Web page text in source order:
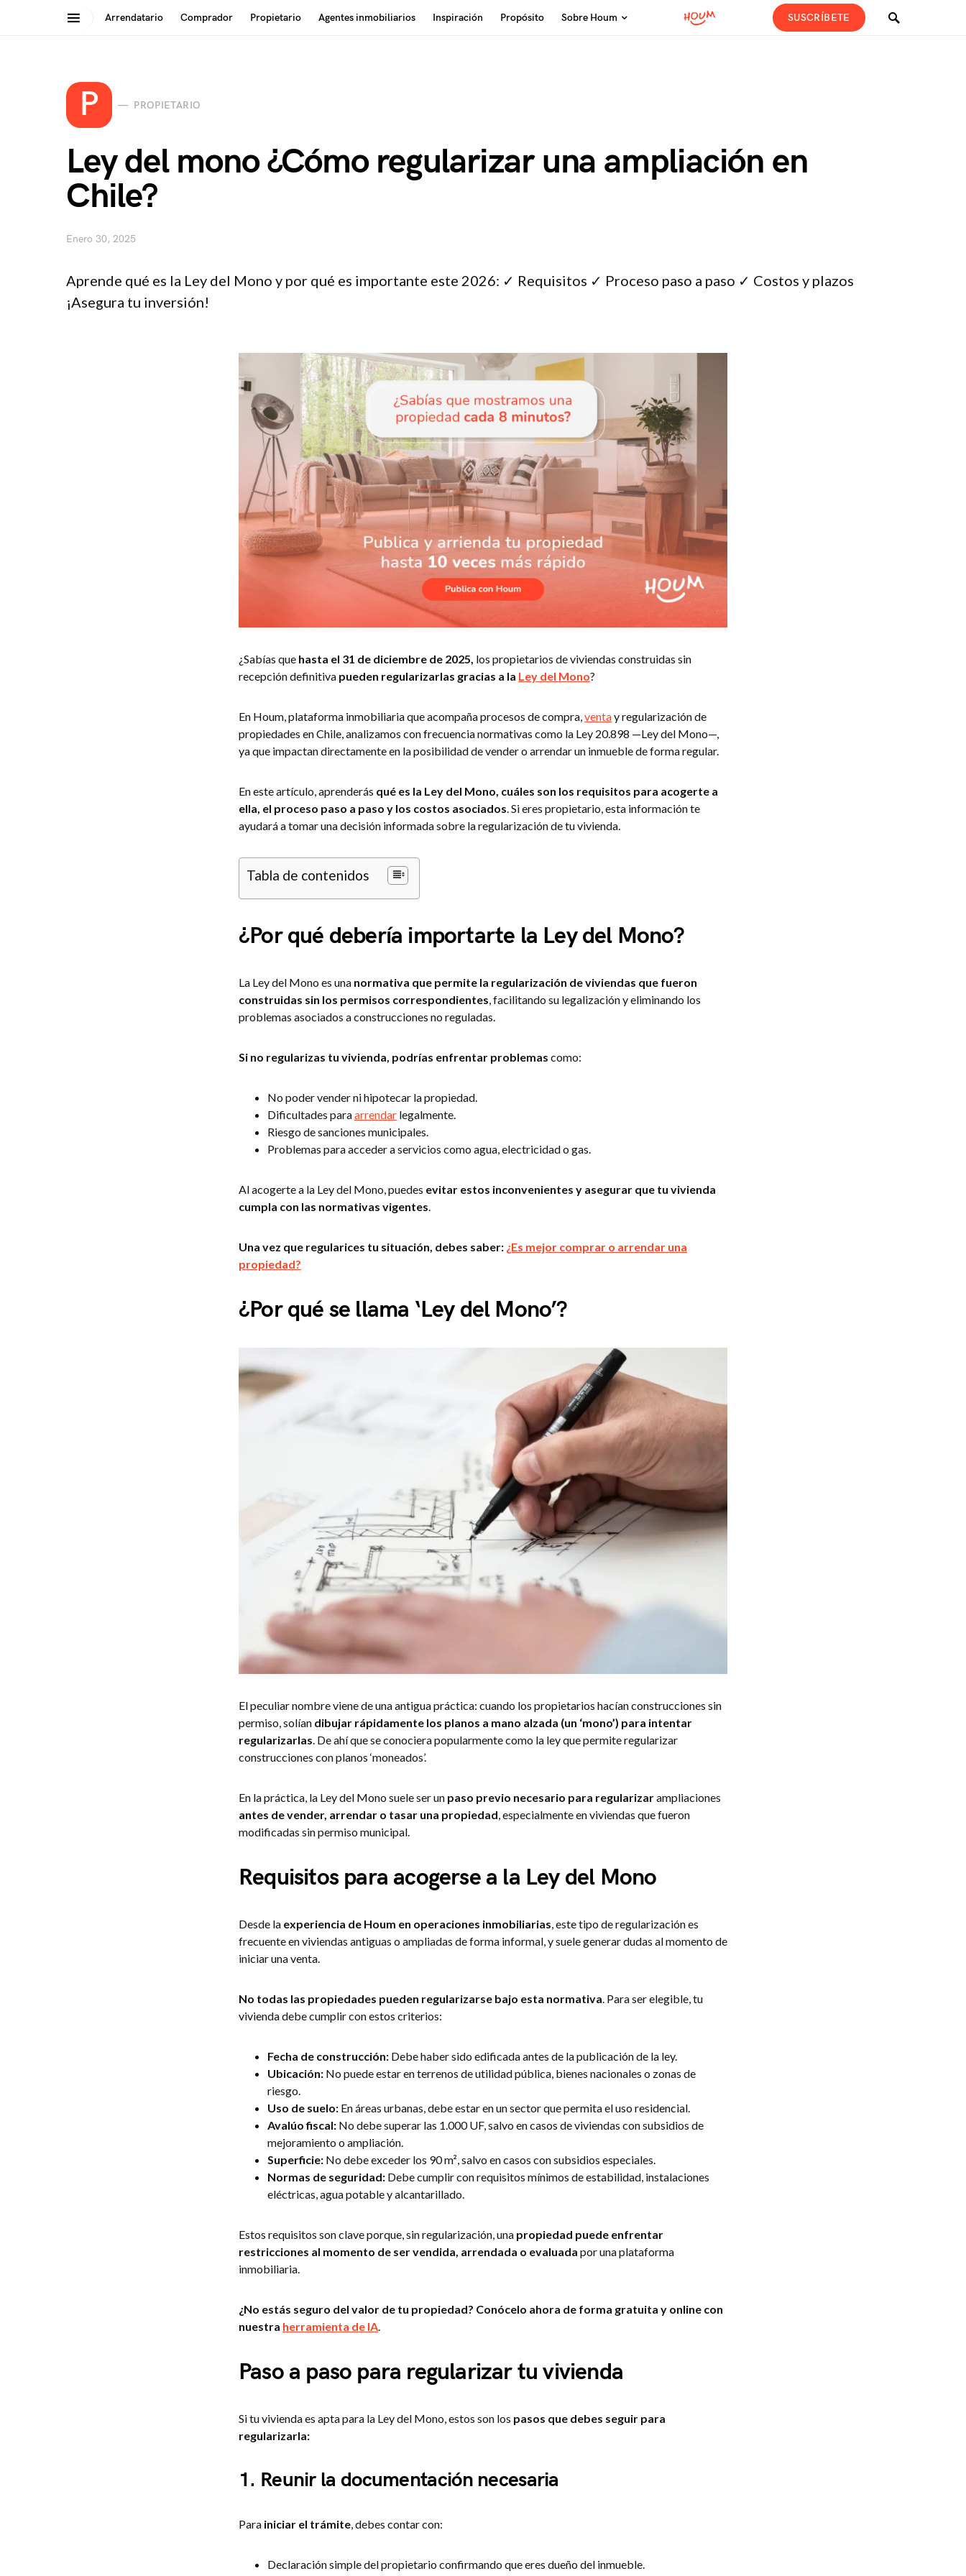
Arrendatario Comprador Propietario Agentes inmobiliarios Inspiración Propósito Sobre Houm SUSCRÍBETE
Search for:
P PROPIETARIO
Ley del mono ¿Cómo regularizar una ampliación en
Chile?
Enero 30, 2025
Aprende qué es la Ley del Mono y por qué es importante este 2026: ✓ Requisitos ✓ Proceso paso a paso ✓ Costos y plazos
¡Asegura tu inversión!
¿Sabías que hasta el 31 de diciembre de 2025, los propietarios de viviendas construidas sin
recepción definitiva pueden regularizarlas gracias a la Ley del Mono?
En Houm, plataforma inmobiliaria que acompaña procesos de compra,ventay regularización de
propiedades en Chile, analizamos con frecuencia normativas como la Ley 20.898 —Ley del Mono—,
ya que impactan directamente en la posibilidad de vender o arrendar un inmueble de forma regular.
En este artículo, aprenderás qué es la Ley del Mono, cuáles son los requisitos para acogerte a
ella, el proceso paso a paso y los costos asociados. Si eres propietario, esta información te
ayudará a tomar una decisión informada sobre la regularización de tu vivienda.
Tabla de contenidos
¿Por qué debería importarte la Ley del Mono?
La Ley del Mono es una normativa que permite la regularización de viviendas que fueron
construidas sin los permisos correspondientes, facilitando su legalización y eliminando los
problemas asociados a construcciones no reguladas.
Si no regularizas tu vivienda, podrías enfrentar problemas como:
No poder vender ni hipotecar la propiedad.
Dificultades paraarrendar legalmente.
Riesgo de sanciones municipales.
Problemas para acceder a servicios como agua, electricidad o gas.
Al acogerte a la Ley del Mono, puedes evitar estos inconvenientes y asegurar que tu vivienda
cumpla con las normativas vigentes.
Una vez que regularices tu situación, debes saber: ¿Es mejor comprar o arrendar una
propiedad?
¿Por qué se llama ‘Ley del Mono’?
El peculiar nombre viene de una antigua práctica: cuando los propietarios hacían construcciones sin
permiso, solían dibujar rápidamente los planos a mano alzada (un ‘mono’) para intentar
regularizarlas. De ahí que se conociera popularmente como la ley que permite regularizar
construcciones con planos ‘moneados’.
En la práctica, la Ley del Mono suele ser un paso previo necesario para regularizarampliaciones
antes de vender, arrendar o tasar una propiedad, especialmente en viviendas que fueron
modificadas sin permiso municipal.
Requisitos para acogerse a la Ley del Mono
Desde la experiencia de Houm en operaciones inmobiliarias, este tipo de regularización es
frecuente en viviendas antiguas o ampliadas de forma informal, y suele generar dudas al momento de
iniciar una venta.
No todas las propiedades pueden regularizarse bajo esta normativa. Para ser elegible, tu
vivienda debe cumplir con estos criterios:
Fecha de construcción: Debe haber sido edificada antes de la publicación de la ley.
Ubicación: No puede estar en terrenos de utilidad pública, bienes nacionales o zonas de
riesgo.
Uso de suelo: En áreas urbanas, debe estar en un sector que permita el uso residencial.
Avalúo fiscal: No debe superar las 1.000 UF, salvo en casos de viviendas con subsidios de
mejoramiento o ampliación.
Superficie: No debe exceder los 90 m², salvo en casos con subsidios especiales.
Normas de seguridad: Debe cumplir con requisitos mínimos de estabilidad, instalaciones
eléctricas, agua potable y alcantarillado.
Estos requisitos son clave porque, sin regularización, una propiedad puede enfrentar
restricciones al momento de ser vendida, arrendada o evaluada por una plataforma
inmobiliaria.
¿No estás seguro del valor de tu propiedad? Conócelo ahora de forma gratuita y online con
nuestra herramienta de IA.
Paso a paso para regularizar tu vivienda
Si tu vivienda es apta para la Ley del Mono, estos son los pasos que debes seguir para
regularizarla:
1. Reunir la documentación necesaria
Para iniciar el trámite, debes contar con:
Declaración simple del propietario confirmando que eres dueño del inmueble.